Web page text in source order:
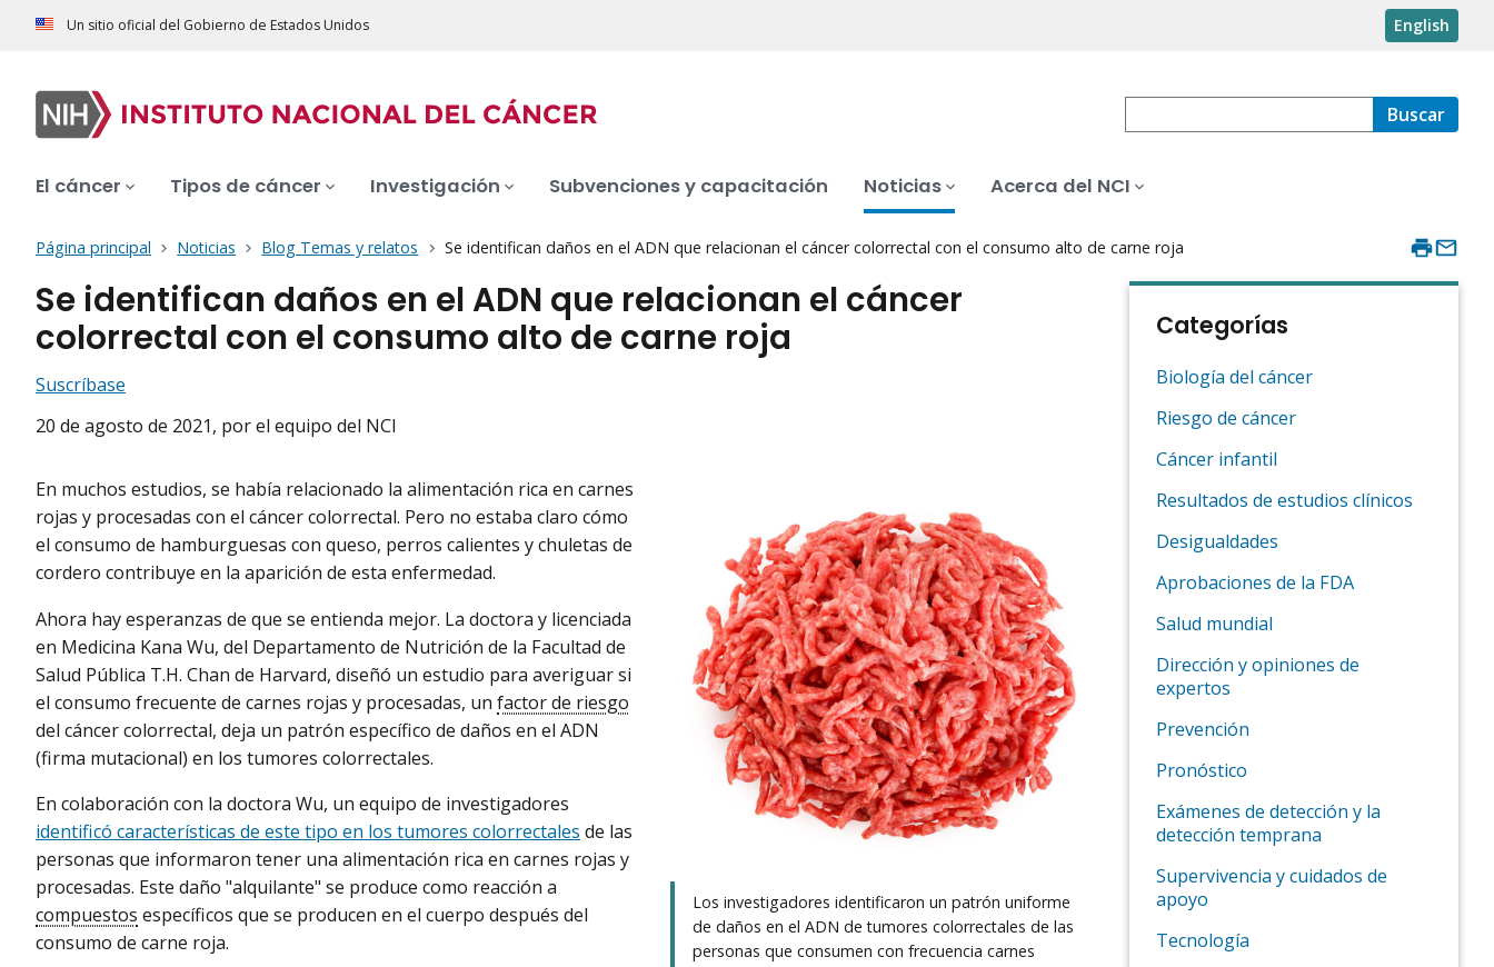
Un sitio oficial del Gobierno de Estados Unidos English
Buscar
El cáncer Tipos de cáncer Investigación Subvenciones y capacitación Noticias Acerca del NCI
Página principal Noticias Blog Temas y relatos Se identifican daños en el ADN que relacionan el cáncer colorrectal con el consumo alto de carne roja
Se identifican daños en el ADN que relacionan el cáncer
colorrectal con el consumo alto de carne roja
Suscríbase
20 de agosto de 2021, por el equipo del NCI
Los investigadores identificaron un patrón uniforme
de daños en el ADN de tumores colorrectales de las
personas que consumen con frecuencia carnes
En muchos estudios, se había relacionado la alimentación rica en carnes
rojas y procesadas con el cáncer colorrectal. Pero no estaba claro cómo
el consumo de hamburguesas con queso, perros calientes y chuletas de
cordero contribuye en la aparición de esta enfermedad.
Ahora hay esperanzas de que se entienda mejor. La doctora y licenciada
en Medicina Kana Wu, del Departamento de Nutrición de la Facultad de
Salud Pública T.H. Chan de Harvard, diseñó un estudio para averiguar si
el consumo frecuente de carnes rojas y procesadas, un factor de riesgo
del cáncer colorrectal, deja un patrón específico de daños en el ADN
(firma mutacional) en los tumores colorrectales.
En colaboración con la doctora Wu, un equipo de investigadores
identificó características de este tipo en los tumores colorrectales de las
personas que informaron tener una alimentación rica en carnes rojas y
procesadas. Este daño "alquilante" se produce como reacción a
compuestos específicos que se producen en el cuerpo después del
consumo de carne roja.
Categorías
Biología del cáncer
Riesgo de cáncer
Cáncer infantil
Resultados de estudios clínicos
Desigualdades
Aprobaciones de la FDA
Salud mundial
Dirección y opiniones de
expertos
Prevención
Pronóstico
Exámenes de detección y la
detección temprana
Supervivencia y cuidados de
apoyo
Tecnología